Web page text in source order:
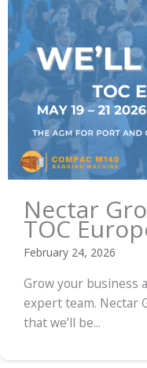
Nectar
TOC
February 24, 2026
Grow your business
expert team. Nectar
that we’ll be...